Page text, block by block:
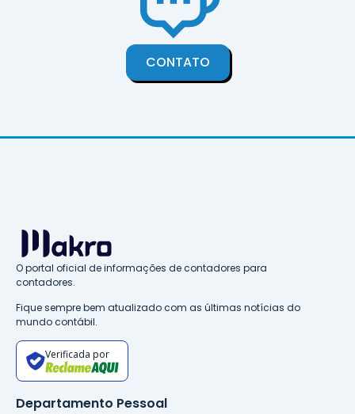
CONTATO
O portal oficial de informações de contadores para
contadores.
Fique sempre bem atualizado com as últimas notícias do
mundo contábil.
Verificada por
Departamento Pessoal